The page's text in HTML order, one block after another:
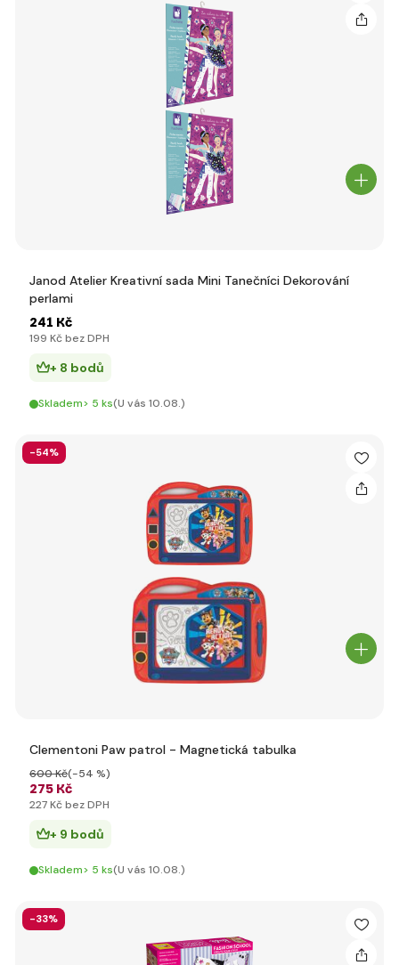
Janod Atelier Kreativní sada Mini Tanečníci Dekorování
perlami
241 Kč
199 Kč bez DPH
+ 8 bodů
Skladem> 5 ks(U vás 10.08.)
-54%
Clementoni Paw patrol - Magnetická tabulka
275 Kč
600 Kč(-54 %)
227 Kč bez DPH
+ 9 bodů
Skladem> 5 ks(U vás 10.08.)
-33%